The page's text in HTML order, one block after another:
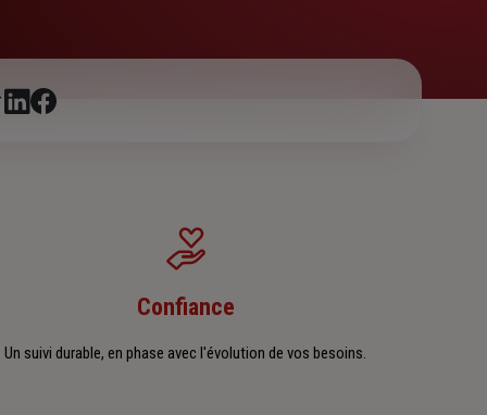
Confiance
Un suivi durable, en phase avec l'évolution de vos besoins.